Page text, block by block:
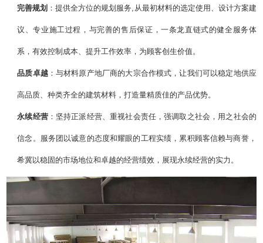
完善规划 ：提供全方位的规划服务,从最初材料的选定使用、设计方案建
议、专业施工过程，与完善的售后保证，一条龙直链式的健全服务体
系，有效控制成本、提升工作效率，为顾客创生价值。
品质卓越：与材料原产地厂商的大宗合作模式，让我们可以稳定地供应
高品质、种类齐全的建筑材料，打造量精质佳的产品优势。
永续经营：坚持正派经营、重视社会责任，强调取之社会，用之社会的
信念。服务团以诚意的态度和耀眼的工程实绩，累积顾客信赖与商誉，
希冀以稳固的市场地位和卓越的经营绩效，展现永续经营的实力。